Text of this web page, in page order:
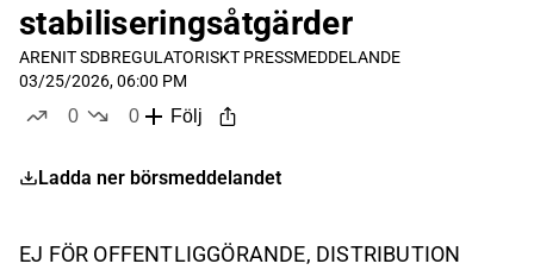
stabiliseringsåtgärder
ARENIT SDBREGULATORISKT PRESSMEDDELANDE
03/25/2026, 06:00 PM
0
0
Följ
Ladda ner börsmeddelandet
EJ FÖR OFFENTLIGGÖRANDE, DISTRIBUTION